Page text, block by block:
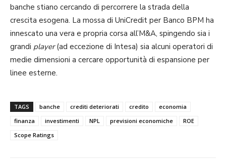
banche stiano cercando di percorrere la strada della
crescita esogena. La mossa di UniCredit per Banco BPM ha
innescato una vera e propria corsa all’M&A, spingendo sia i
grandi player(ad eccezione di Intesa) sia alcuni operatori di
medie dimensioni a cercare opportunità di espansione per
linee esterne.
TAGS banche crediti deteriorati credito
economia
finanza
investimenti NPL previsioni economiche
ROE
Scope Ratings